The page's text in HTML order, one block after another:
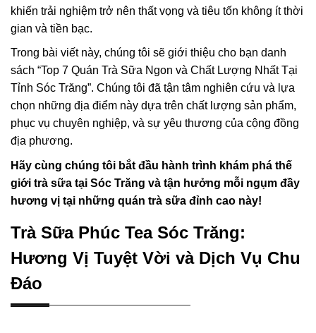
khiến trải nghiệm trở nên thất vọng và tiêu tốn không ít thời
gian và tiền bạc.
Trong bài viết này, chúng tôi sẽ giới thiệu cho bạn danh
sách “Top 7 Quán Trà Sữa Ngon và Chất Lượng Nhất Tại
Tỉnh Sóc Trăng”. Chúng tôi đã tận tâm nghiên cứu và lựa
chọn những địa điểm này dựa trên chất lượng sản phẩm,
phục vụ chuyên nghiệp, và sự yêu thương của cộng đồng
địa phương.
Hãy cùng chúng tôi bắt đầu hành trình khám phá thế
giới trà sữa tại Sóc Trăng và tận hưởng mỗi ngụm đầy
hương vị tại những quán trà sữa đỉnh cao này!
Trà Sữa Phúc Tea Sóc Trăng:
Hương Vị Tuyệt Vời và Dịch Vụ Chu
Đáo